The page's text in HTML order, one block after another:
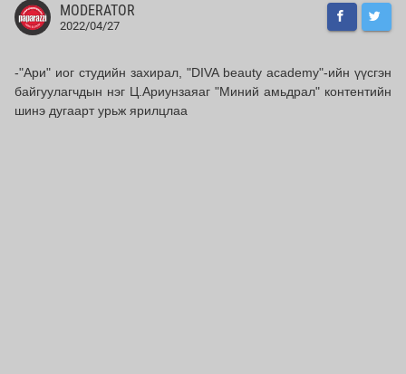
MODERATOR
2022/04/27
-"Ари" иог студийн захирал, "DIVA beauty academy"-ийн үүсгэн
байгуулагчдын нэг Ц.Ариунзаяаг "Миний амьдрал" контентийн
шинэ дугаарт урьж ярилцлаа